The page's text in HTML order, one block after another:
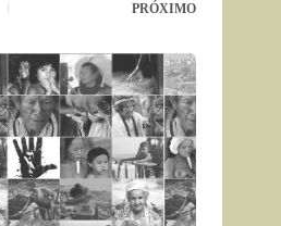
PRÓXIMO